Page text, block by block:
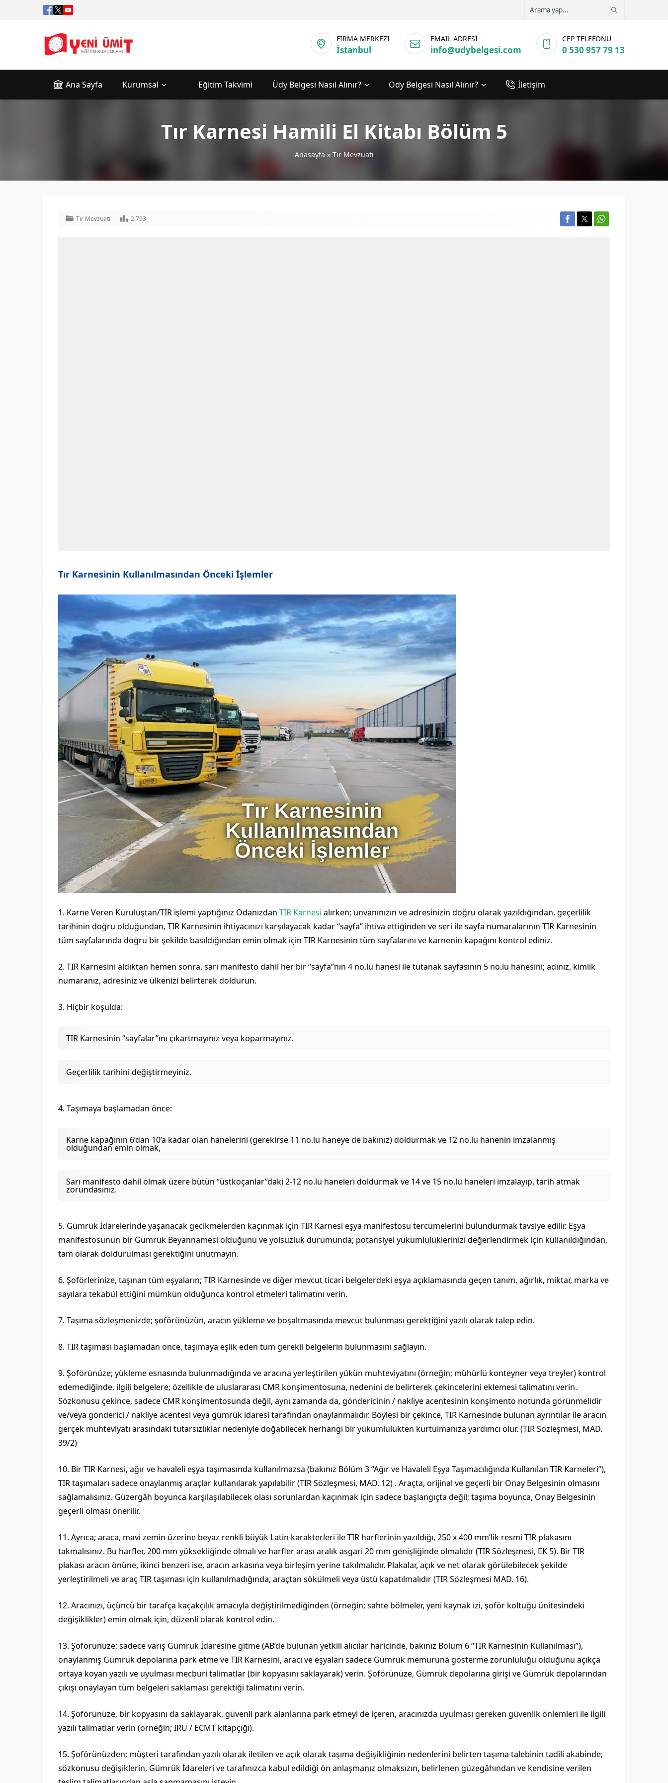
FİRMA MERKEZİ
İstanbul
EMAIL ADRESİ
info@udybelgesi.com
CEP TELEFONU
0 530 957 79 13
Ana Sayfa Kurumsal Eğitim Takvimi Üdy Belgesi Nasıl Alınır? Ody Belgesi Nasıl Alınır? İletişim
Tır Karnesi Hamili El Kitabı Bölüm 5
Anasayfa » Tır Mevzuatı
Tır Mevzuatı 2.793
Tır Karnesinin Kullanılmasından Önceki İşlemler
1. Karne Veren Kuruluştan/TIR işlemi yaptığınız Odanızdan TIR Karnesi alırken; unvanınızın ve adresinizin doğru olarak yazıldığından, geçerlilik
tarihinin doğru olduğundan, TIR Karnesinin ihtiyacınızı karşılayacak kadar “sayfa” ihtiva ettiğinden ve seri ile sayfa numaralarının TIR Karnesinin
tüm sayfalarında doğru bir şekilde basıldığından emin olmak için TIR Karnesinin tüm sayfalarını ve karnenin kapağını kontrol ediniz.
2. TIR Karnesini aldıktan hemen sonra, sarı manifesto dahil her bir “sayfa”nın 4 no.lu hanesi ile tutanak sayfasının 5 no.lu hanesini; adınız, kimlik
numaranız, adresiniz ve ülkenizi belirterek doldurun.
3. Hiçbir koşulda:
TIR Karnesinin “sayfalar”ını çıkartmayınız veya koparmayınız.
Geçerlilik tarihini değiştirmeyiniz.
4. Taşımaya başlamadan önce:
Karne kapağının 6’dan 10’a kadar olan hanelerini (gerekirse 11 no.lu haneye de bakınız) doldurmak ve 12 no.lu hanenin imzalanmış
olduğundan emin olmak,
Sarı manifesto dahil olmak üzere bütün “üstkoçanlar”daki 2-12 no.lu haneleri doldurmak ve 14 ve 15 no.lu haneleri imzalayıp, tarih atmak
zorundasınız.
5. Gümrük İdarelerinde yaşanacak gecikmelerden kaçınmak için TIR Karnesi eşya manifestosu tercümelerini bulundurmak tavsiye edilir. Eşya
manifestosunun bir Gümrük Beyannamesi olduğunu ve yolsuzluk durumunda; potansiyel yükümlülüklerinizi değerlendirmek için kullanıldığından,
tam olarak doldurulması gerektiğini unutmayın.
6. Şoförlerinize, taşınan tüm eşyaların; TIR Karnesinde ve diğer mevcut ticari belgelerdeki eşya açıklamasında geçen tanım, ağırlık, miktar, marka ve
sayılara tekabül ettiğini mümkün olduğunca kontrol etmeleri talimatını verin.
7. Taşıma sözleşmenizde; şoförünüzün, aracın yükleme ve boşaltmasında mevcut bulunması gerektiğini yazılı olarak talep edin.
8. TIR taşıması başlamadan önce, taşımaya eşlik eden tüm gerekli belgelerin bulunmasını sağlayın.
9. Şoförünüze; yükleme esnasında bulunmadığında ve aracına yerleştirilen yükün muhteviyatını (örneğin; mühürlü konteyner veya treyler) kontrol
edemediğinde, ilgili belgelere; özellikle de uluslararası CMR konşimentosuna, nedenini de belirterek çekincelerini eklemesi talimatını verin.
Sözkonusu çekince, sadece CMR konşimentosunda değil, aynı zamanda da, göndericinin / nakliye acentesinin konşimento notunda görünmelidir
ve/veya gönderici / nakliye acentesi veya gümrük idaresi tarafından onaylanmalıdır. Böylesi bir çekince, TIR Karnesinde bulunan ayrıntılar ile aracın
gerçek muhteviyatı arasındaki tutarsızlıklar nedeniyle doğabilecek herhangi bir yükümlülükten kurtulmanıza yardımcı olur. (TIR Sözleşmesi, MAD.
39/2)
10. Bir TIR Karnesi, ağır ve havaleli eşya taşımasında kullanılmazsa (bakınız Bölüm 3 “Ağır ve Havaleli Eşya Taşımacılığında Kullanılan TIR Karneleri”),
TIR taşımaları sadece onaylanmış araçlar kullanılarak yapılabilir (TIR Sözleşmesi, MAD. 12) . Araçta, orijinal ve geçerli bir Onay Belgesinin olmasını
sağlamalısınız. Güzergâh boyunca karşılaşılabilecek olası sorunlardan kaçınmak için sadece başlangıçta değil; taşıma boyunca, Onay Belgesinin
geçerli olması önerilir.
11. Ayrıca; araca, mavi zemin üzerine beyaz renkli büyük Latin karakterleri ile TIR harflerinin yazıldığı, 250 x 400 mm’lik resmi TIR plakasını
takmalısınız. Bu harfler, 200 mm yüksekliğinde olmalı ve harfler arası aralık asgari 20 mm genişliğinde olmalıdır (TIR Sözleşmesi, EK 5). Bir TIR
plakası aracın önüne, ikinci benzeri ise, aracın arkasına veya birleşim yerine takılmalıdır. Plakalar, açık ve net olarak görülebilecek şekilde
yerleştirilmeli ve araç TIR taşıması için kullanılmadığında, araçtan sökülmeli veya üstü kapatılmalıdır (TIR Sözleşmesi MAD. 16).
12. Aracınızı, üçüncü bir tarafça kaçakçılık amacıyla değiştirilmediğinden (örneğin; sahte bölmeler, yeni kaynak izi, şoför koltuğu ünitesindeki
değişiklikler) emin olmak için, düzenli olarak kontrol edin.
13. Şoförünüze; sadece varış Gümrük İdaresine gitme (AB’de bulunan yetkili alıcılar haricinde, bakınız Bölüm 6 “TIR Karnesinin Kullanılması”),
onaylanmış Gümrük depolarına park etme ve TIR Karnesini, aracı ve eşyaları sadece Gümrük memuruna gösterme zorunluluğu olduğunu açıkça
ortaya koyan yazılı ve uyulması mecburi talimatlar (bir kopyasını saklayarak) verin. Şoförünüze, Gümrük depolarına girişi ve Gümrük depolarından
çıkışı onaylayan tüm belgeleri saklaması gerektiği talimatını verin.
14. Şoförünüze, bir kopyasını da saklayarak, güvenli park alanlarına park etmeyi de içeren, aracınızda uyulması gereken güvenlik önlemleri ile ilgili
yazılı talimatlar verin (örneğin; IRU / ECMT kitapçığı).
15. Şoförünüzden; müşteri tarafından yazılı olarak iletilen ve açık olarak taşıma değişikliğinin nedenlerini belirten taşıma talebinin tadili akabinde;
sözkonusu değişiklerin, Gümrük İdareleri ve tarafınızca kabul edildiği ön anlaşmanız olmaksızın, belirlenen güzegâhından ve kendisine verilen